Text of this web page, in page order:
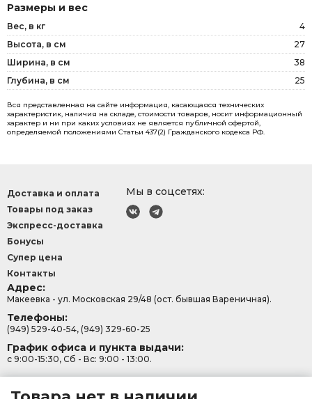
Размеры и вес
Вес, в кг
4
Высота, в см
27
Ширина, в см
38
Глубина, в см
25
Вся представленная на сайте информация, касающаяся технических
характеристик, наличия на складе, стоимости товаров, носит информационный
характер и ни при каких условиях не является публичной офертой,
определяемой положениями Статьи 437(2) Гражданского кодекса РФ.
Мы в соцсетях:
Доставка и оплата
Товары под заказ
Экспресс-доставка
Бонусы
Супер цена
Контакты
Адрес:
Макеевка - ул. Московская 29/48 (ост. бывшая Вареничная).
Телефоны:
(949) 529-40-54, (949) 329-60-25
График офиса и пункта выдачи:
с 9:00-15:30, Сб - Вс: 9:00 - 13:00.